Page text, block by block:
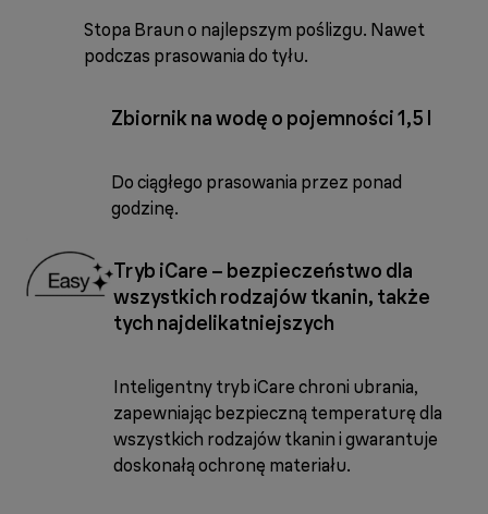
Stopa Braun o najlepszym poślizgu. Nawet
podczas prasowania do tyłu.
Zbiornik na wodę o pojemności 1,5 l
Do ciągłego prasowania przez ponad
godzinę.
Tryb iCare – bezpieczeństwo dla
wszystkich rodzajów tkanin, także
tych najdelikatniejszych
Inteligentny tryb iCare chroni ubrania,
zapewniając bezpieczną temperaturę dla
wszystkich rodzajów tkanin i gwarantuje
doskonałą ochronę materiału.